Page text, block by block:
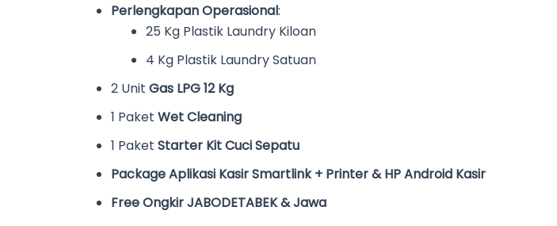
Perlengkapan Operasional:
25 Kg Plastik Laundry Kiloan
4 Kg Plastik Laundry Satuan
2 Unit Gas LPG 12 Kg
1 Paket Wet Cleaning
1 Paket Starter Kit Cuci Sepatu
Package Aplikasi Kasir Smartlink + Printer & HP Android Kasir
Free Ongkir JABODETABEK & Jawa